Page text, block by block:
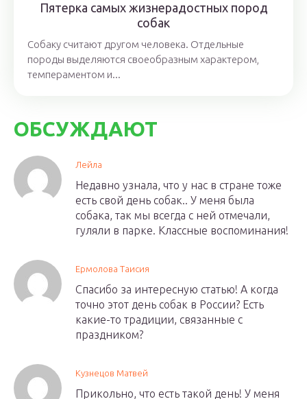
Пятерка самых жизнерадостных пород
собак
Собаку считают другом человека. Отдельные
породы выделяются своеобразным характером,
темпераментом и...
ОБСУЖДАЮТ
Лейла
Недавно узнала, что у нас в стране тоже
есть свой день собак.. У меня была
собака, так мы всегда с ней отмечали,
гуляли в парке. Классные воспоминания!
Ермолова Таисия
Спасибо за интересную статью! А когда
точно этот день собак в России? Есть
какие-то традиции, связанные с
праздником?
Кузнецов Матвей
Прикольно, что есть такой день! У меня